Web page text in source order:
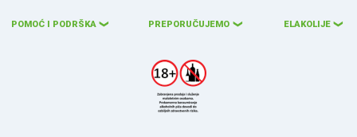
POMOĆ I PODRŠKA ❮ PREPORUČUJEMO ❮ ELAKOLIJE ❮